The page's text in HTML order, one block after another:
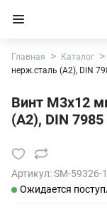
Главная Каталог
нерж.сталь (А2), DIN
Винт М3х12
(А2), DIN
Артикул:SM-59326-
Ожидается